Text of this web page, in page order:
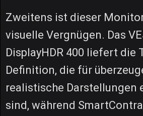
Zweitens ist dieser
visuelle Vergnügen. Das
DisplayHDR 400 liefert die
Definition, die für
realistische Darstellungen
sind, während